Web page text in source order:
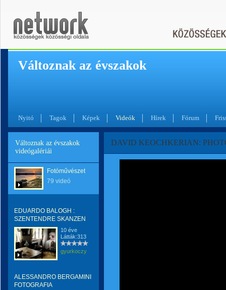
Változnak az évszakok
Nyitó Tagok Képek Videók Hírek Fórum
Változnak az évszakok
videógalériái
Fotóművészet
79 videó
EDUARDO BALOGH :
SZENTENDRE SKANZEN
10 éve
Látták:313
gyurkoczy
ALESSANDRO BERGAMINI
FOTOGRAFIA
DAVID KEOCHKERIAN: